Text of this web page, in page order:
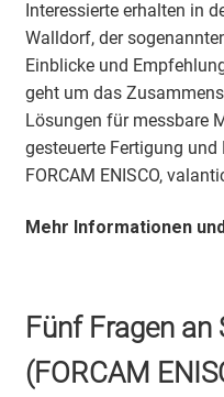
Interessierte erhalten in
Walldorf, der
Einblicke und
geht um das
Lösungen für messbare
gesteuerte Fertigung
FORCAM ENISCO,
Mehr Informationen
Fünf Fragen
(FORCAM